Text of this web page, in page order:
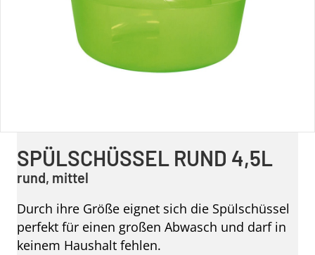
SPÜLSCHÜSSEL RUND 4,5L
rund, mittel
Durch ihre Größe eignet sich die Spülschüssel
perfekt für einen großen Abwasch und darf in
keinem Haushalt fehlen.